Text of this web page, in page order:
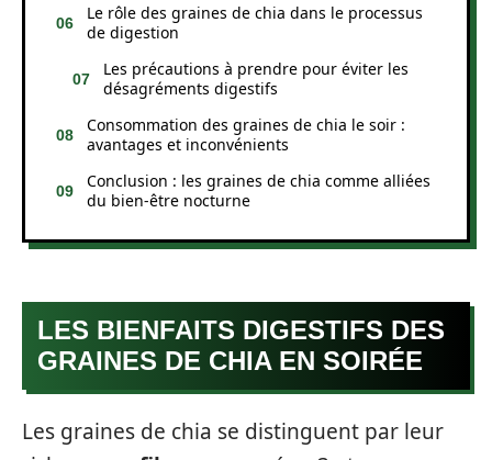
Le rôle des graines de chia dans le processus
de digestion
Les précautions à prendre pour éviter les
désagréments digestifs
Consommation des graines de chia le soir :
avantages et inconvénients
Conclusion : les graines de chia comme alliées
du bien-être nocturne
LES BIENFAITS DIGESTIFS DES
GRAINES DE CHIA EN SOIRÉE
Les graines de chia se distinguent par leur